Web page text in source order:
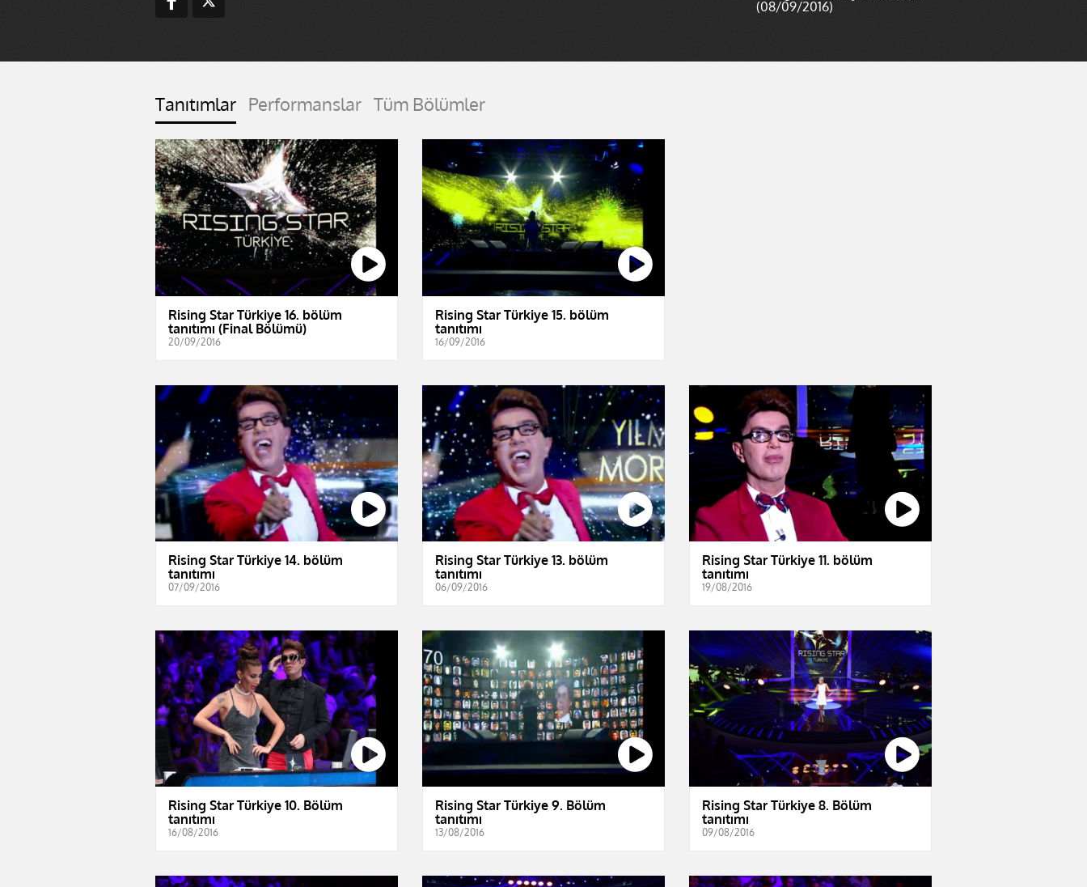
(08/09/2016)
Tanıtımlar Performanslar Tüm Bölümler
Rising Star Türkiye 16. bölüm
tanıtımı (Final Bölümü)
20/09/2016
Rising Star Türkiye 15. bölüm
tanıtımı
16/09/2016
Rising Star Türkiye 14. bölüm
tanıtımı
07/09/2016
Rising Star Türkiye 13. bölüm
tanıtımı
06/09/2016
Rising Star Türkiye 11. bölüm
tanıtımı
19/08/2016
Rising Star Türkiye 10. Bölüm
tanıtımı
16/08/2016
Rising Star Türkiye 9. Bölüm
tanıtımı
13/08/2016
Rising Star Türkiye 8. Bölüm
tanıtımı
09/08/2016